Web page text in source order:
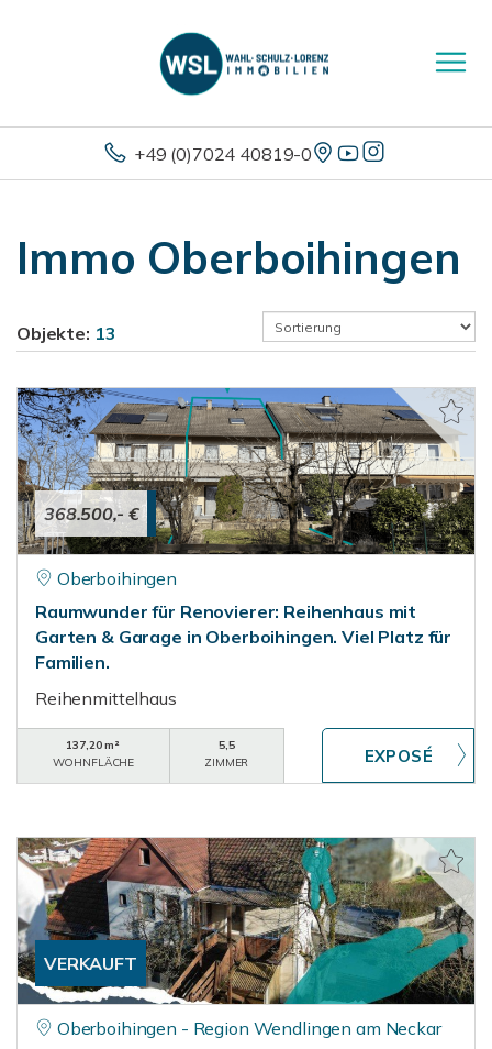
+49 (0)7024 40819-0
Immo Oberboihingen
Objekte: 13
368.500,- €
Oberboihingen
Raumwunder für Renovierer: Reihenhaus mit
Garten & Garage in Oberboihingen. Viel Platz für
Familien.
Reihenmittelhaus
137,20 m²
WOHNFLÄCHE
5,5
ZIMMER
VERKAUFT
Oberboihingen - Region Wendlingen am Neckar